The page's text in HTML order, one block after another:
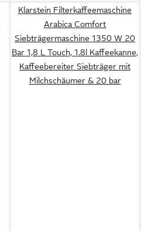
Klarstein Filterkaffeemaschine
Arabica Comfort
Siebträgermaschine 1350 W 20
Bar 1,8 L Touch, 1.8l Kaffeekanne,
Kaffeebereiter Siebträger mit
Milchschäumer & 20 bar